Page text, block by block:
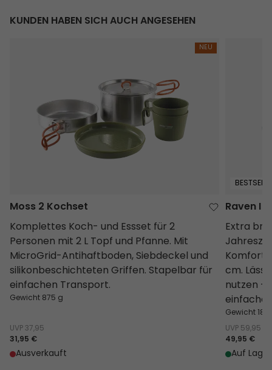
KUNDEN HABEN SICH AUCH ANGESEHEN
NEU
Moss 2 Kochset
Komplettes Koch- und Essset für 2
Personen mit 2 L Topf und Pfanne. Mit
MicroGrid-Antihaftboden, Siebdeckel und
silikonbeschichteten Griffen. Stapelbar für
einfachen Transport.
Gewicht 875 g
UVP 37,95
31,95 €
Ausverkauft
Raven I
Extra
Komfort
cm.
nutzen –
einfache
Gewicht
UVP 59,95
49,95 €
Auf Lager